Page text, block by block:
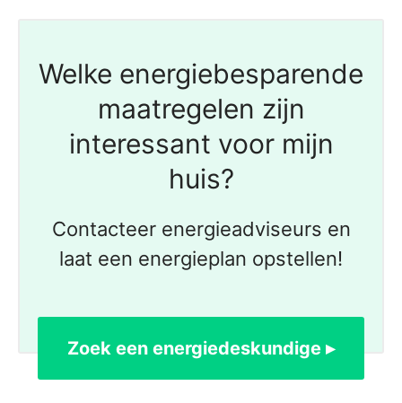
Welke energiebesparende
maatregelen zijn
interessant voor mijn
huis?
Contacteer energieadviseurs en
laat een energieplan opstellen!
Zoek een energiedeskundige ▸